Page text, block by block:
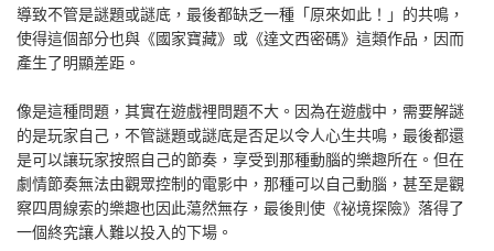
導致不管是謎題或謎底，最後都缺乏一種「原來如此！」的共鳴，
使得這個部分也與《國家寶藏》或《達文西密碼》這類作品，因而
產生了明顯差距。
像是這種問題，其實在遊戲裡問題不大。因為在遊戲中，需要解謎
的是玩家自己，不管謎題或謎底是否足以令人心生共鳴，最後都還
是可以讓玩家按照自己的節奏，享受到那種動腦的樂趣所在。但在
劇情節奏無法由觀眾控制的電影中，那種可以自己動腦，甚至是觀
察四周線索的樂趣也因此蕩然無存，最後則使《祕境探險》落得了
一個終究讓人難以投入的下場。